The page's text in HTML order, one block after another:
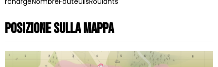
Posizione sulla mappa